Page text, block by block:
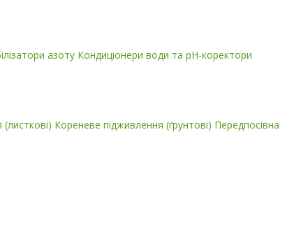
азоту Кондиціонери води та pH-коректори
Кореневе підживлення (ґрунтові) Передпосівна